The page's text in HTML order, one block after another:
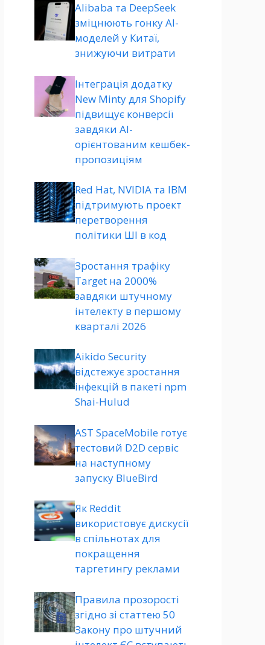
Alibaba та DeepSeek
зміцнюють гонку AI-
моделей у Китаї,
знижуючи витрати
Інтеграція додатку
New Minty для Shopify
підвищує конверсії
завдяки AI-
орієнтованим кешбек-
пропозиціям
Red Hat, NVIDIA та IBM
підтримують проект
перетворення
політики ШІ в код
Зростання трафіку
Target на 2000%
завдяки штучному
інтелекту в першому
кварталі 2026
Aikido Security
відстежує зростання
інфекцій в пакеті npm
Shai-Hulud
AST SpaceMobile готує
тестовий D2D сервіс
на наступному
запуску BlueBird
Як Reddit
використовує дискусії
в спільнотах для
покращення
таргетингу реклами
Правила прозорості
згідно зі статтею 50
Закону про штучний